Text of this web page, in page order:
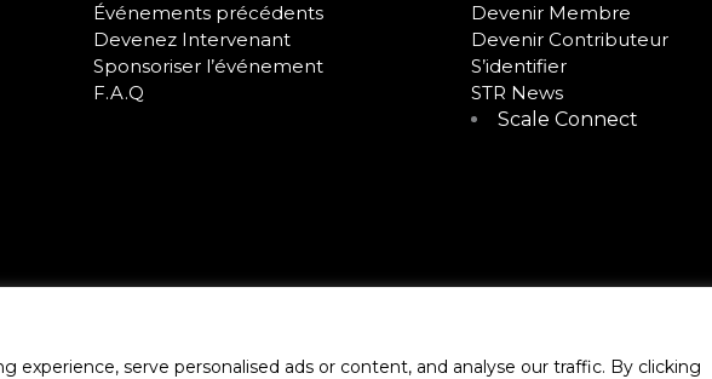
experience, serve personalised ads or content, and analyse our traffic. By clicking
Événements précédents
Devenez Intervenant
Sponsoriser l’événement
F.A.Q
Devenir Membre
Devenir Contributeur
S’identifier
STR News
Scale Connect